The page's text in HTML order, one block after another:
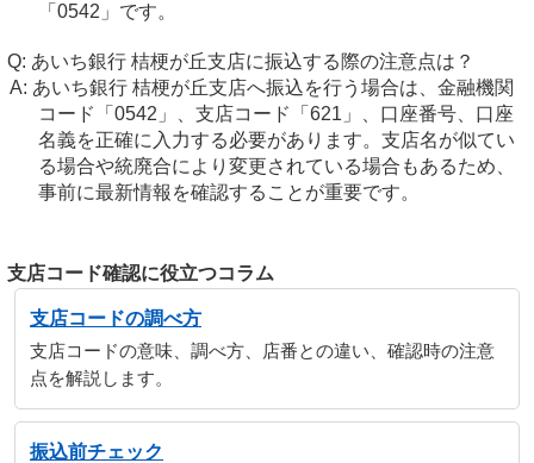
「0542」です。
あいち銀行 桔梗が丘支店に振込する際の注意点は？
あいち銀行 桔梗が丘支店へ振込を行う場合は、金融機関
コード「0542」、支店コード「621」、口座番号、口座
名義を正確に入力する必要があります。支店名が似てい
る場合や統廃合により変更されている場合もあるため、
事前に最新情報を確認することが重要です。
支店コード確認に役立つコラム
支店コードの調べ方
支店コードの意味、調べ方、店番との違い、確認時の注意
点を解説します。
振込前チェック